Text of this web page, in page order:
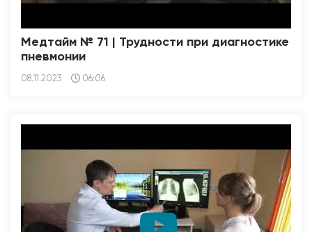
Медтайм № 71 | Трудности при диагностике
пневмонии
08.11.2023 06:06